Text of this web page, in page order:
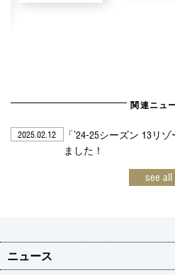
関連ニュ
2025.02.12
「’24-25シーズン 13リ
ました！
see all
ニュース